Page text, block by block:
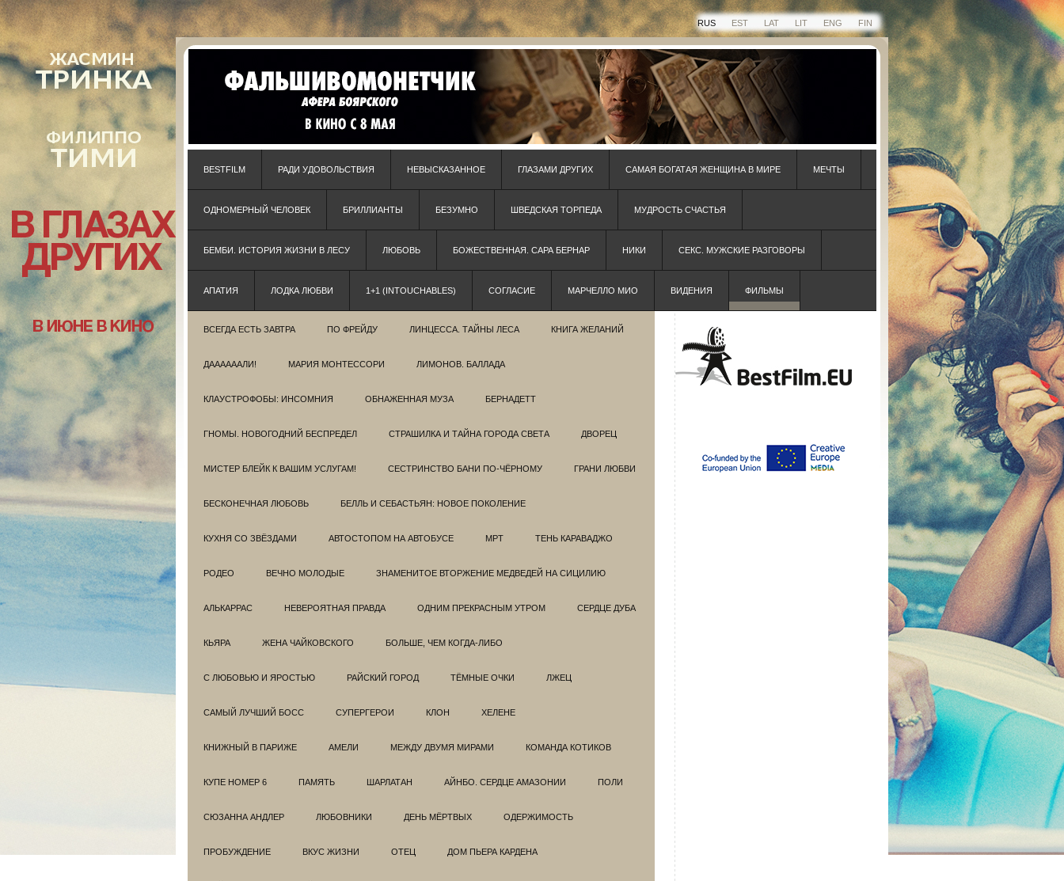
RUS EST LAT LIT ENG FIN
BESTFILM РАДИ УДОВОЛЬСТВИЯ НЕВЫСКАЗАННОЕ ГЛАЗАМИ ДРУГИХ САМАЯ БОГАТАЯ ЖЕНЩИНА В МИРЕ МЕЧТЫ
ОДНОМЕРНЫЙ ЧЕЛОВЕК БРИЛЛИАНТЫ БЕЗУМНО ШВЕДСКАЯ ТОРПЕДА МУДРОСТЬ СЧАСТЬЯ
БЕМБИ. ИСТОРИЯ ЖИЗНИ В ЛЕСУ ЛЮБОВЬ БОЖЕСТВЕННАЯ. САРА БЕРНАР НИКИ СЕКС. МУЖСКИЕ РАЗГОВОРЫ
АПАТИЯ ЛОДКА ЛЮБВИ 1+1 (INTOUCHABLES) СОГЛАСИЕ МАРЧЕЛЛО МИО ВИДЕНИЯ ФИЛЬМЫ
ВСЕГДА ЕСТЬ ЗАВТРА ПО ФРЕЙДУ ЛИНЦЕССА. ТАЙНЫ ЛЕСА КНИГА ЖЕЛАНИЙ
ДААААААЛИ! МАРИЯ МОНТЕССОРИ ЛИМОНОВ. БАЛЛАДА
КЛАУСТРОФОБЫ: ИНСОМНИЯ ОБНАЖЕННАЯ МУЗА БЕРНАДЕТТ
ГНОМЫ. НОВОГОДНИЙ БЕСПРЕДЕЛ СТРАШИЛКА И ТАЙНА ГОРОДА СВЕТА ДВОРЕЦ
МИСТЕР БЛЕЙК К ВАШИМ УСЛУГАМ! СЕСТРИНСТВО БАНИ ПО-ЧЁРНОМУ ГРАНИ ЛЮБВИ
БЕСКОНЕЧНАЯ ЛЮБОВЬ БЕЛЛЬ И СЕБАСТЬЯН: НОВОЕ ПОКОЛЕНИЕ
КУХНЯ СО ЗВЁЗДАМИ АВТОСТОПОМ НА АВТОБУСЕ МРТ ТЕНЬ КАРАВАДЖО
РОДЕО ВЕЧНО МОЛОДЫЕ ЗНАМЕНИТОЕ ВТОРЖЕНИЕ МЕДВЕДЕЙ НА СИЦИЛИЮ
АЛЬКАРРАС НЕВЕРОЯТНАЯ ПРАВДА ОДНИМ ПРЕКРАСНЫМ УТРОМ СЕРДЦЕ ДУБА
КЬЯРА ЖЕНА ЧАЙКОВСКОГО БОЛЬШЕ, ЧЕМ КОГДА-ЛИБО
С ЛЮБОВЬЮ И ЯРОСТЬЮ РАЙСКИЙ ГОРОД ТЁМНЫЕ ОЧКИ ЛЖЕЦ
САМЫЙ ЛУЧШИЙ БОСС СУПЕРГЕРОИ КЛОН ХЕЛЕНЕ
КНИЖНЫЙ В ПАРИЖЕ АМЕЛИ МЕЖДУ ДВУМЯ МИРАМИ КОМАНДА КОТИКОВ
КУПЕ НОМЕР 6 ПАМЯТЬ ШАРЛАТАН АЙНБО. СЕРДЦЕ АМАЗОНИИ ПОЛИ
СЮЗАННА АНДЛЕР ЛЮБОВНИКИ ДЕНЬ МЁРТВЫХ ОДЕРЖИМОСТЬ
ПРОБУЖДЕНИЕ ВКУС ЖИЗНИ ОТЕЦ ДОМ ПЬЕРА КАРДЕНА